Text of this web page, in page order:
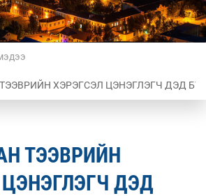
ХЭРЭГСЭЛ ЦЭНЭГЛЭГЧ ДЭД
ТЭЭВРИЙН
ДЭД